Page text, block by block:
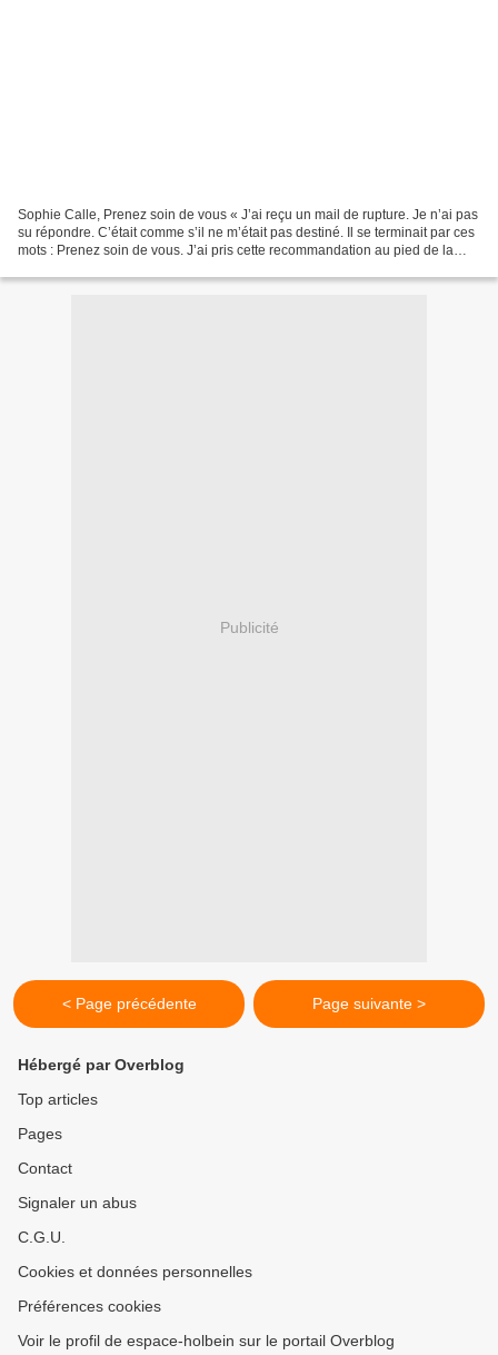
Sophie Calle, Prenez soin de vous « J’ai reçu un mail de rupture. Je n’ai pas
su répondre. C’était comme s’il ne m’était pas destiné. Il se terminait par ces
mots : Prenez soin de vous. J’ai pris cette recommandation au pied de la
Publicité
< Page précédente Page suivante >
Hébergé par Overblog
Top articles
Pages
Contact
Signaler un abus
C.G.U.
Cookies et données personnelles
Préférences cookies
Voir le profil de espace-holbein sur le portail Overblog